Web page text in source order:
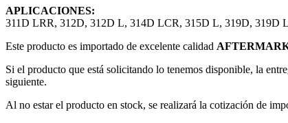
APLICACIONES:
311D LRR, 312D, 312D L, 314D LCR, 315D L, 319D, 319D
Este producto es importado de excelente calidad
Si el producto que está solicitando lo tenemos disponible, la
siguiente.
Al no estar el producto en stock, se realizará la cotización de